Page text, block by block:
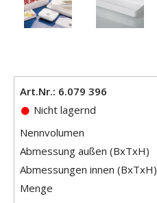
Art.Nr.: 6.079 396
Nicht lagernd
Nennvolumen
Abmessung außen (BxTxH)
Abmessungen innen (BxTxH)
Menge